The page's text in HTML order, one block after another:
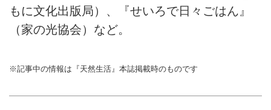
もに文化出版局）、『せいろで日々ごはん』
（家の光協会）など。
※記事中の情報は『天然生活』本誌掲載時のものです